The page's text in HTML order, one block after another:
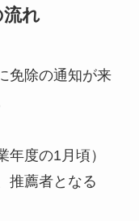
れ
免除の通知が来
度の1月頃）
推薦者となる